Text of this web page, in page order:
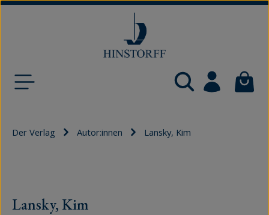
Der Verlag Autor:innen Lansky, Kim
Lansky, Kim